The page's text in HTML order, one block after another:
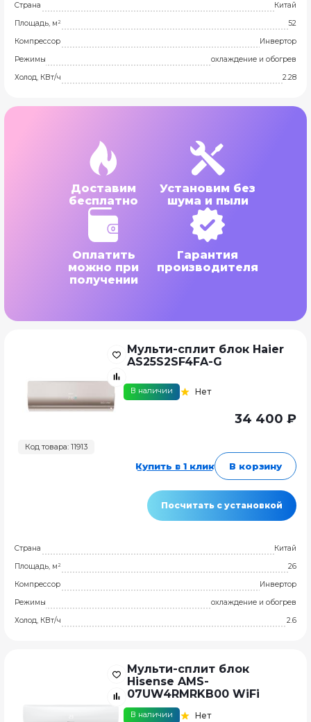
Страна
Китай
Площадь, м²
52
Компрессор
Инвертор
Режимы
охлаждение и обогрев
Холод, КВт/ч
2.28
Доставим
бесплатно
Установим без
шума и пыли
Оплатить
можно при
получении
Гарантия
производителя
Код товара: 11913
Мульти-сплит блок Haier
AS25S2SF4FA-G
В наличии Нет
34 400 ₽
Купить в 1 клик В корзину
Посчитать с установкой
Страна
Китай
Площадь, м²
26
Компрессор
Инвертор
Режимы
охлаждение и обогрев
Холод, КВт/ч
2.6
Мульти-сплит блок
Hisense AMS-
07UW4RMRKB00 WiFi
В наличии Нет